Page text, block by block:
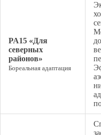
PA15 «Для
северных
районов»
Бореальная адаптация